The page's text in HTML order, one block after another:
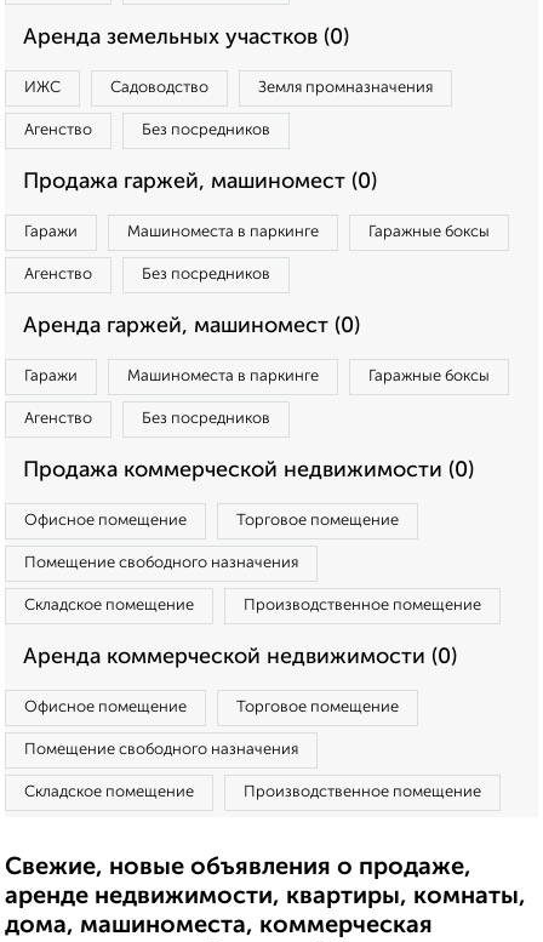
Аренда земельных участков (0)
ИЖС Садоводство Земля промназначения
Агенство Без посредников
Продажа гаржей, машиномест (0)
Гаражи Машиноместа в паркинге Гаражные боксы
Агенство Без посредников
Аренда гаржей, машиномест (0)
Гаражи Машиноместа в паркинге Гаражные боксы
Агенство Без посредников
Продажа коммерческой недвижимости (0)
Офисное помещение Торговое помещение
Помещение свободного назначения
Складское помещение Производственное помещение
Аренда коммерческой недвижимости (0)
Офисное помещение Торговое помещение
Помещение свободного назначения
Складское помещение Производственное помещение
Свежие, новые объявления о продаже,
аренде недвижимости, квартиры, комнаты,
дома, машиноместа, коммерческая